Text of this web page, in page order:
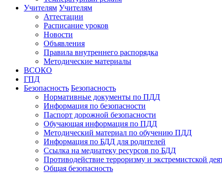
Учителям Учителям
Аттестации
Расписание уроков
Новости
Объявления
Правила внутреннего распорядка
Методические материалы
ВСОКО
ГПД
Безопасность Безопасность
Нормативные документы по ПДД
Информация по безопасности
Паспорт дорожной безопасности
Обучающая информация по ПДД
Методический материал по обучению ПДД
Информация по БДД для родителей
Ссылка на медиатеку ресурсов по БДД
Противодействие терроризму и экстремистской
Общая безопасность